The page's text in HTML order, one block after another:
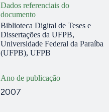
Dados referenciais do
documento
Biblioteca Digital de Teses e
Dissertações da UFPB,
Universidade Federal da Paraíba
(UFPB), UFPB
Ano de publicação
2007